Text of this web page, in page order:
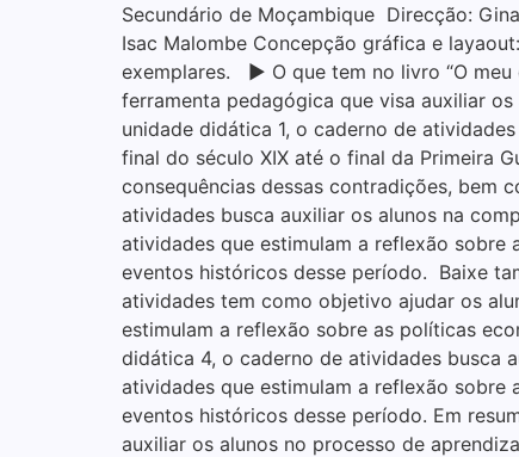
Secundário de Moçambique Direcção:
Isac Malombe Concepção gráfica e
exemplares. ▶ O que tem no livro “O meu
ferramenta pedagógica que visa auxiliar
unidade didática 1, o caderno de
final do século XIX até o final da Primeira
consequências dessas contradições, bem
atividades busca auxiliar os alunos na
atividades que estimulam a reflexão sobre
eventos históricos desse período. Baixe
atividades tem como objetivo ajudar os
estimulam a reflexão sobre as políticas
didática 4, o caderno de atividades busca
atividades que estimulam a reflexão sobre
eventos históricos desse período. Em
auxiliar os alunos no processo de